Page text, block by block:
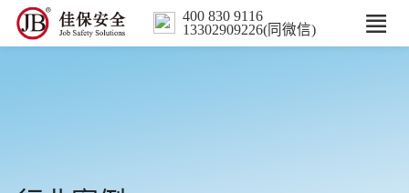
400 830 9116
13302909226(同微信)